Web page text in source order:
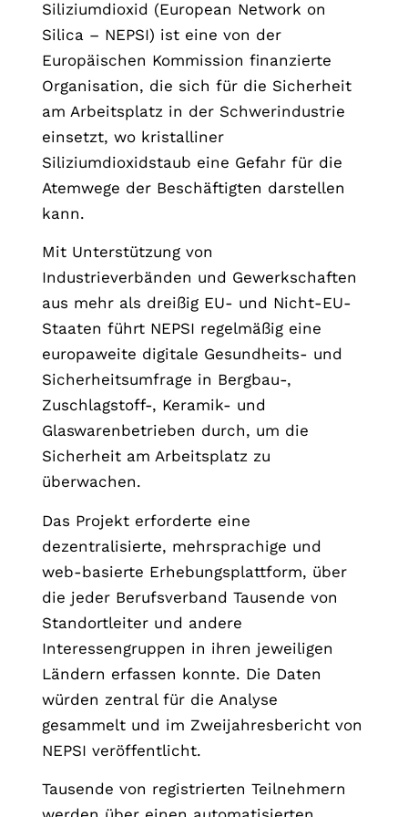
Siliziumdioxid (European Network on
Silica – NEPSI) ist eine von der
Europäischen Kommission finanzierte
Organisation, die sich für die Sicherheit
am Arbeitsplatz in der Schwerindustrie
einsetzt, wo kristalliner
Siliziumdioxidstaub eine Gefahr für die
Atemwege der Beschäftigten darstellen
kann.
Mit Unterstützung von
Industrieverbänden und Gewerkschaften
aus mehr als dreißig EU- und Nicht-EU-
Staaten führt NEPSI regelmäßig eine
europaweite digitale Gesundheits- und
Sicherheitsumfrage in Bergbau-,
Zuschlagstoff-, Keramik- und
Glaswarenbetrieben durch, um die
Sicherheit am Arbeitsplatz zu
überwachen.
Das Projekt erforderte eine
dezentralisierte, mehrsprachige und
web-basierte Erhebungsplattform, über
die jeder Berufsverband Tausende von
Standortleiter und andere
Interessengruppen in ihren jeweiligen
Ländern erfassen konnte. Die Daten
würden zentral für die Analyse
gesammelt und im Zweijahresbericht von
NEPSI veröffentlicht.
Tausende von registrierten Teilnehmern